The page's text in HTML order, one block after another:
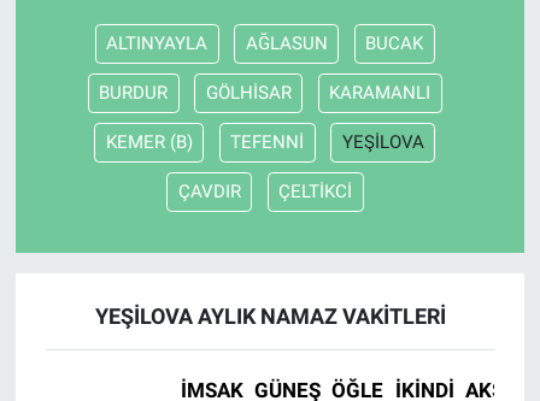
ALTINYAYLA AĞLASUN BUCAK
BURDUR GÖLHİSAR KARAMANLI
KEMER (B) TEFENNİ YEŞİLOVA
ÇAVDIR ÇELTİKCİ
YEŞİLOVA AYLIK NAMAZ VAKITLERI
İMSAK GÜNEŞ ÖĞLE İKINDI AKŞAM